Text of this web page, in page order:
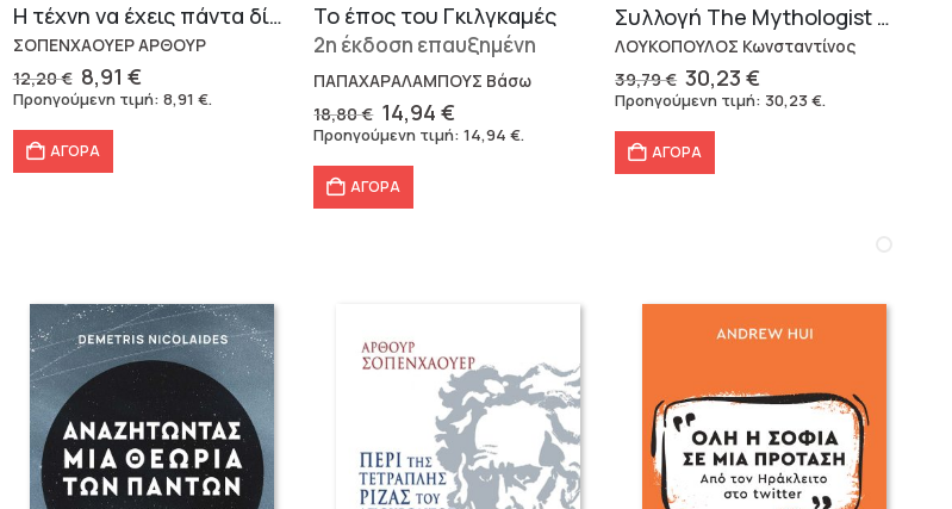
Η τέχνη να έχεις πάντα δίκιο – Άρθουρ Σοπενχάουερ
ΣΟΠΕΝΧΑΟΥΕΡ ΑΡΘΟΥΡ
12,20€ Original
price
12,20 €.
8,91 €Η
τρέχουσα
Προηγούμενη τιμή: 8,91 €.
ΑΓΟΡΑ
Το έπος του Γκιλγκαμές
2η έκδοση επαυξημένη
ΠΑΠΑΧΑΡΑΛΑΜΠΟΥΣ Βάσω
18,80€ Original
price
18,80 €.
14,94€
τρέχουσα
Προηγούμενη τιμή:14,94€.
ΑΓΟΡΑ
Συλλογή The Mythologist (2 βιβλία)
ΛΟΥΚΟΠΟΥΛΟΣ Κωνσταντίνος
39,79€ Original
price
was:
39,79 €.
30,23€
τρέχουσα
Προηγούμενη τιμή: 30,23€.
ΑΓΟΡΑ